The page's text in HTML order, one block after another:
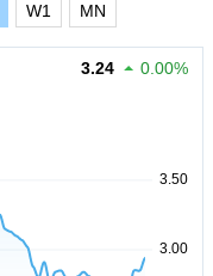
W1 MN
3.24 0.00%